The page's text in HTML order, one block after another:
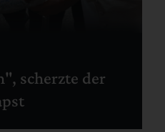
scherzte der